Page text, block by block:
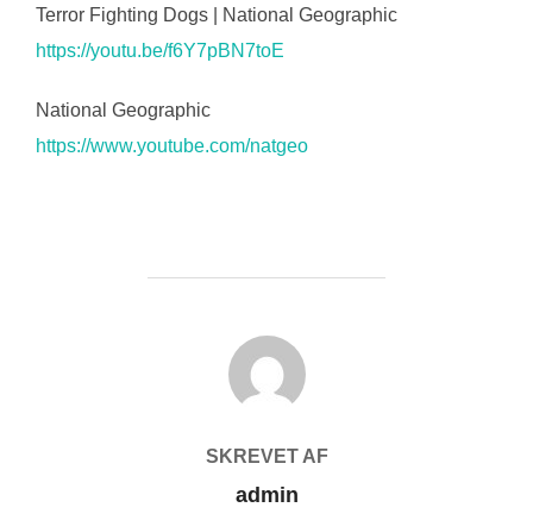
Terror Fighting Dogs | National Geographic
https://youtu.be/f6Y7pBN7toE
National Geographic
https://www.youtube.com/natgeo
FORFATTER
SKREVET AF
admin